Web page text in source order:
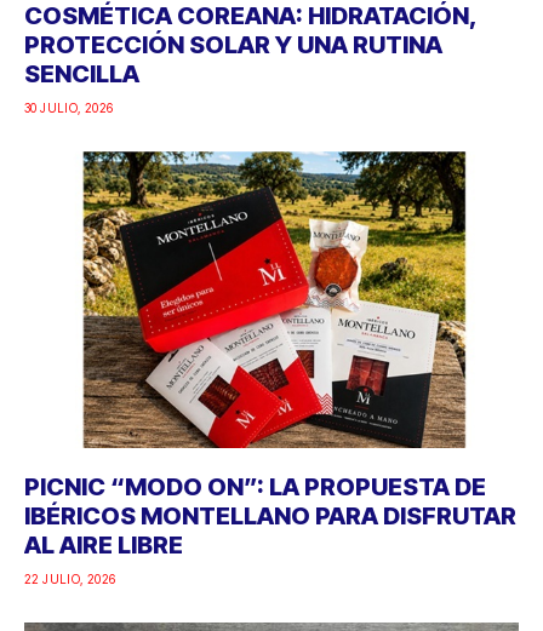
COSMÉTICA COREANA: HIDRATACIÓN,
PROTECCIÓN SOLAR Y UNA RUTINA
SENCILLA
30 JULIO, 2026
PICNIC “MODO ON”: LA PROPUESTA DE
IBÉRICOS MONTELLANO PARA DISFRUTAR
AL AIRE LIBRE
22 JULIO, 2026